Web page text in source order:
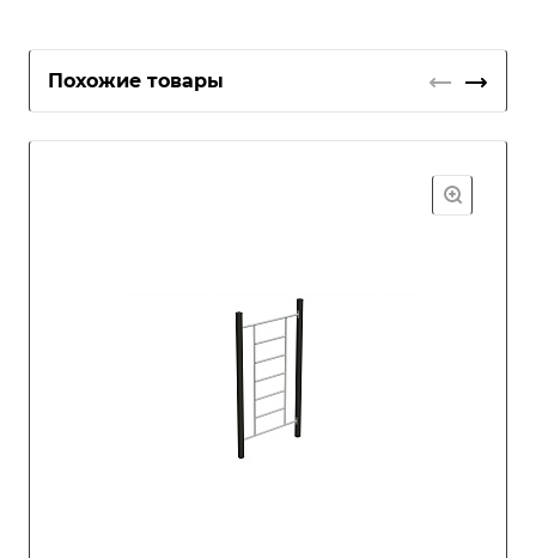
Похожие товары